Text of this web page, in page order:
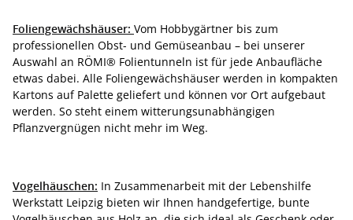
Foliengewächshäuser: Vom Hobbygärtner bis zum
professionellen Obst- und Gemüseanbau – bei unserer
Auswahl an RÖMI® Folientunneln ist für jede Anbaufläche
etwas dabei. Alle Foliengewächshäuser werden in kompakten
Kartons auf Palette geliefert und können vor Ort aufgebaut
werden. So steht einem witterungsunabhängigen
Pflanzvergnügen nicht mehr im Weg.
Vogelhäuschen: In Zusammenarbeit mit der Lebenshilfe
Werkstatt Leipzig bieten wir Ihnen handgefertige, bunte